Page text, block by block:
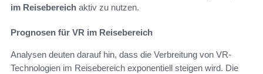
im Reisebereich aktiv zu nutzen.
Prognosen für VR im Reisebereich
Analysen deuten darauf hin, dass die Verbreitung von VR-
Technologien im Reisebereich exponentiell steigen wird. Die